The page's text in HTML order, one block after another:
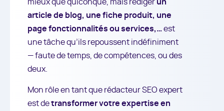
mieux que quiconque, mais rédiger un
article de blog, une fiche produit, une
page fonctionnalités ou services,… est
une tâche qu’ils repoussent indéfiniment
— faute de temps, de compétences, ou des
deux.
Mon rôle en tant que rédacteur SEO expert
est detransformer votre expertise en